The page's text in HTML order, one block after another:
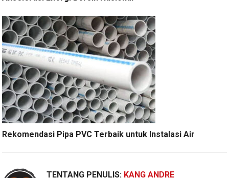
Rekomendasi Pipa PVC Terbaik untuk Instalasi Air
TENTANG PENULIS: KANG ANDRE